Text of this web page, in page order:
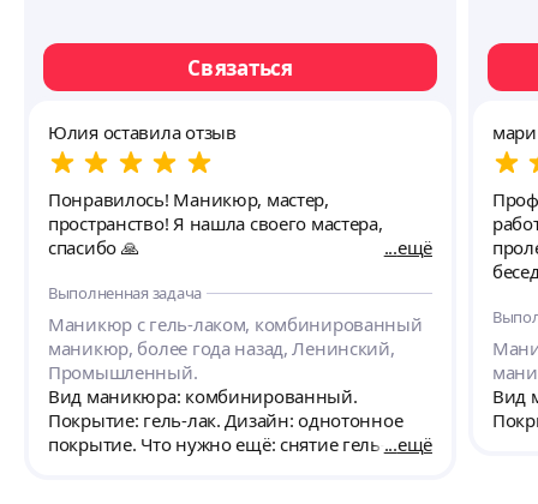
Связаться
Юлия оставила отзыв
Понравилось! Маникюр, мастер,
пространство! Я нашла своего мастера,
спасибо 🙏
ещё
Выполненная задача
Маникюр с гель-лаком, комбинированный
маникюр, более года назад, Ленинский,
Промышленный.
Вид маникюра: комбинированный.
Покрытие: гель-лак. Дизайн: однотонное
покрытие. Что нужно ещё: снятие гель-лака.
ещё
Вид